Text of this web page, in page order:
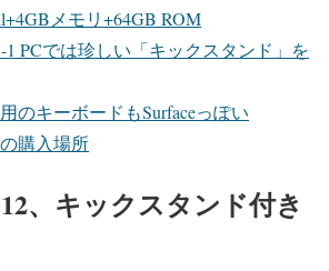
メモリ+64GB ROM
1 PCでは珍しい「キックスタンド」を
のキーボードもSurfaceっぽい
購入場所
、キックスタンド付き